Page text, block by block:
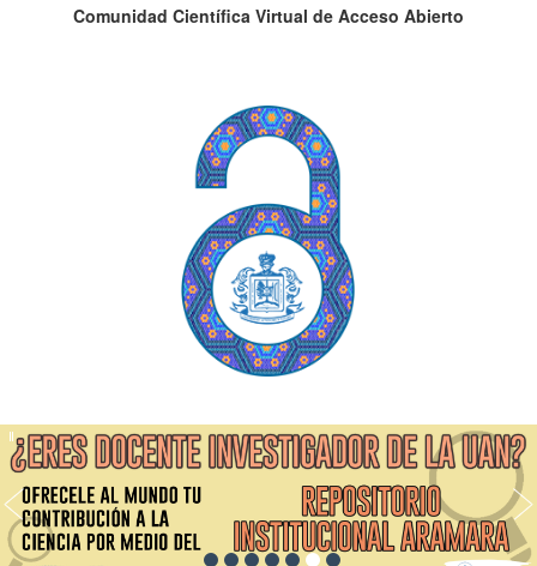
Comunidad Científica Virtual de Acceso Abierto